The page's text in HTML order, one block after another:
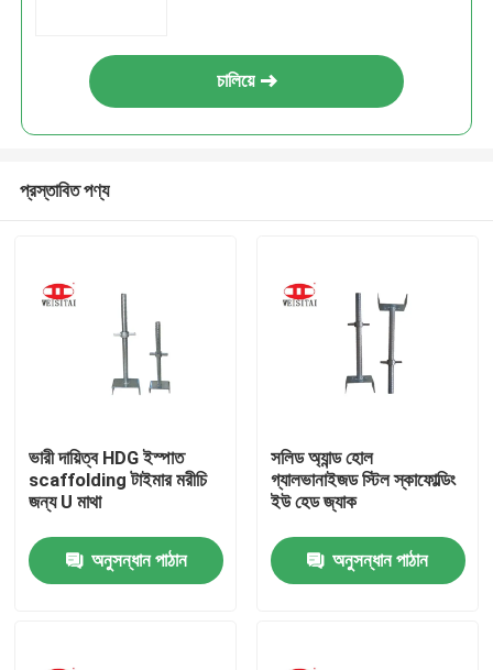
চালিয়ে
প্রস্তাবিত পণ্য
ভারী দায়িত্ব HDG ইস্পাত
scaffolding টাইমার মরীচি
জন্য U মাথা
অনুসন্ধান পাঠান
সলিড অ্যান্ড হোল
গ্যালভানাইজড স্টিল স্কাফোল্ডিং
ইউ হেড জ্যাক
অনুসন্ধান পাঠান